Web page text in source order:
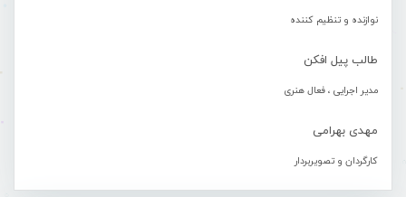
نوازنده و تنظیم کننده
طالب پیل افکن
مدیر اجرایی ، فعال هنری
مهدی بهرامی
کارگردان و تصویربردار